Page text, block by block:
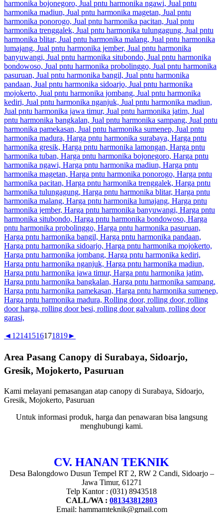
◄ 1 2141516171819►
Area Pasang Canopy di Surabaya, Sidoarjo,
Gresik, Mojokerto, Pasuruan
Kami melayani pemasangan atap canopy di Surabaya, Sidoarjo,
Gresik, Mojokerto, Pasuruan
Untuk informasi produk, harga dan penawaran bisa langsung
menghubungi kami.
CV. HANAN TEKNIK
Desa Balongdowo Dusun Tempel RT 2, RW 2 Candi, Sidoarjo –
Jawa Timur, 61271
Telp Kantor : (031) 8943518
CALL/WA : 081343812803
Email: hammamteknik@gmail.com